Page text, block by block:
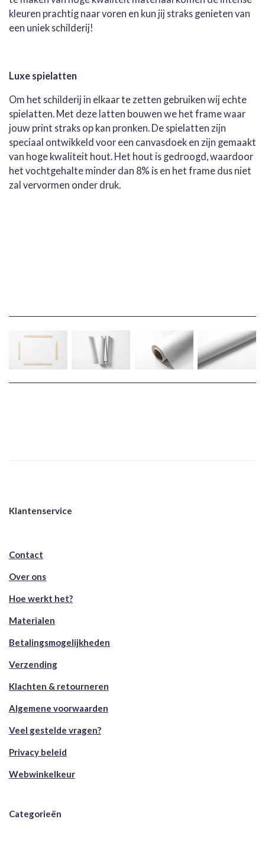
kleuren prachtig naar voren en kun jij straks genieten van
een uniek schilderij!
Luxe spielatten
Om het schilderij in elkaar te zetten gebruiken wij echte
spielatten. Met deze latten bouwen we het frame waar
jouw print straks op kan pronken. De spielatten zijn
speciaal ontwikkeld voor een canvasdoek en zijn gemaakt
van hoge kwaliteit hout. Het hout is gedroogd, waardoor
het vochtgehalte minder dan 8% is en het frame dus niet
zal vervormen onder druk.
Klantenservice
Contact
Over ons
Hoe werkt het?
Materialen
Betalingsmogelijkheden
Verzending
Klachten & retourneren
Algemene voorwaarden
Veel gestelde vragen?
Privacy beleid
Webwinkelkeur
Categorieën